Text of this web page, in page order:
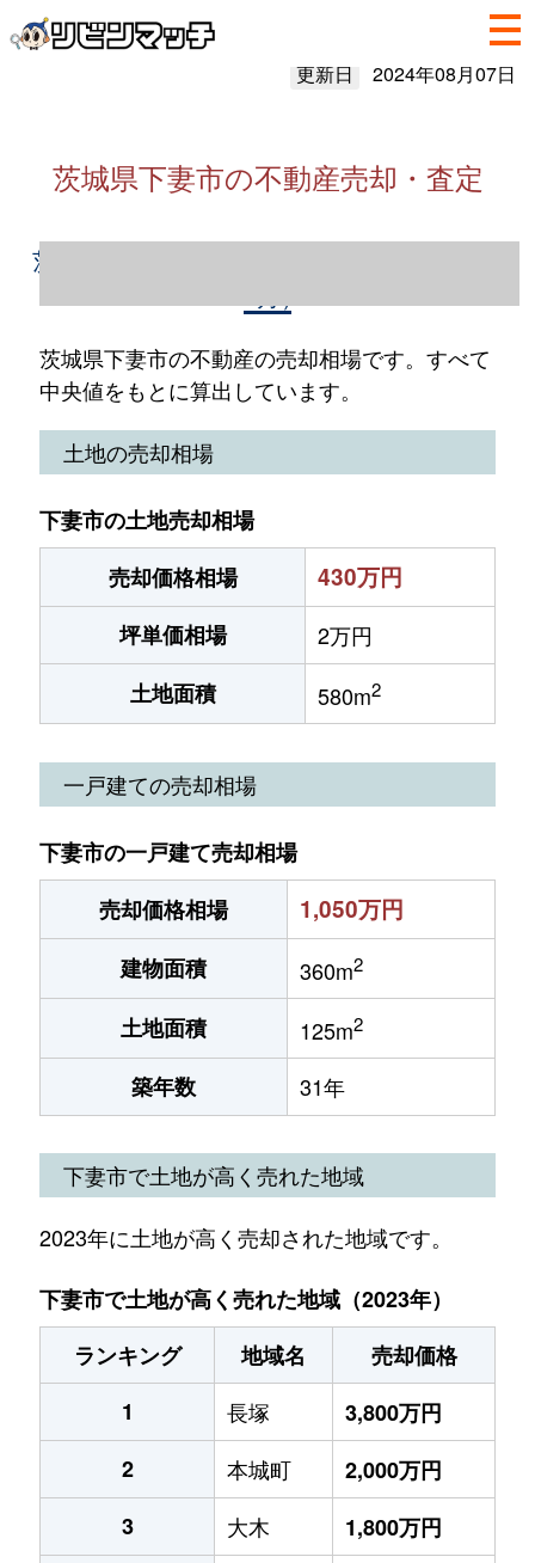
更新日 2024年08月07日
茨城県下妻市の不動産売却・査定
茨城県下妻市の不動産売却情報（2023年1～
茨城県下妻市の不動産の売却相場です。すべて
中央値をもとに算出しています。
土地の売却相場
下妻市の土地売却相場
売却価格相場
430万円
坪単価相場
2万円
土地面積
580m2
一戸建ての売却相場
下妻市の一戸建て売却相場
売却価格相場
1,050万円
建物面積 360m2
土地面積 125m2
築年数 31年
下妻市で土地が高く売れた地域
2023年に土地が高く売却された地域です。
下妻市で土地が高く売れた地域（2023年）
ランキング
地域名
売却価格
1
長塚
3,800万円
2
本城町
2,000万円
3
大木
1,800万円